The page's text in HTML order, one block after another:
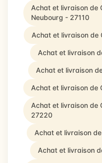
Achat et livraison de
Neubourg - 27110
Achat et livraison de
Achat et livraison
Achat et livraison
Achat et livraison de
Achat et livraison de
27220
Achat et livraison
Achat et livraison